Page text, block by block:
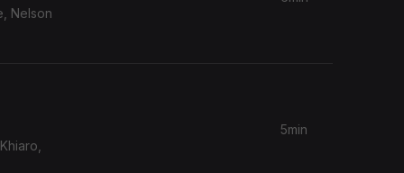
Nelson
5min